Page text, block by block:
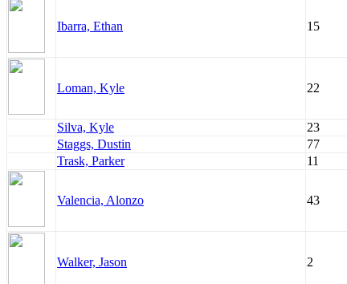
Ibarra, Ethan 15
Loman, Kyle 22
Silva, Kyle 23
Staggs, Dustin
77
Trask, Parker
11
Valencia, Alonzo 43
Walker, Jason 2